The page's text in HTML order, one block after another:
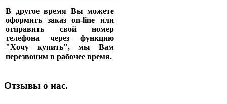
В другое время Вы можете
оформить заказ on-line или
отправить свой номер
телефона через функцию
"Хочу купить", мы Вам
перезвоним в рабочее время.
Отзывы о нас.